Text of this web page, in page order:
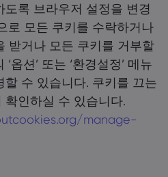
록 브라우저 설정을 변경
로 모든 쿠키를 수락하거나
받거나 모든 쿠키를 거부할
옵션’ 또는 ‘환경설정’ 메뉴
할 수 있습니다. 쿠키를 끄는
인하실 수 있습니다.
manage-